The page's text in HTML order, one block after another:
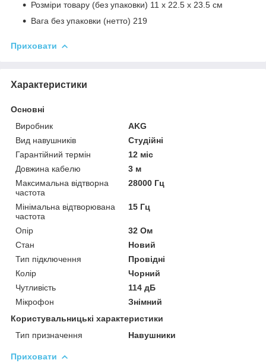
Розміри товару (без упаковки) 11 x 22.5 x 23.5 см
Вага без упаковки (нетто) 219
Приховати
Характеристики
Основні
Виробник
AKG
Вид навушників
Студійні
Гарантійний термін
12 міс
Довжина кабелю
3 м
Максимальна відтворна
частота
28000 Гц
Мінімальна відтворювана
частота
15 Гц
Опір
32 Ом
Стан
Новий
Тип підключення
Провідні
Колір
Чорний
Чутливість
114 дБ
Мікрофон
Знімний
Користувальницькі характеристики
Тип призначення
Навушники
Приховати